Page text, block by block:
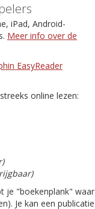
iPad, Android-
Meer info over de
EasyReader
online lezen:
je "boekenplank" waar
Je kan een publicatie